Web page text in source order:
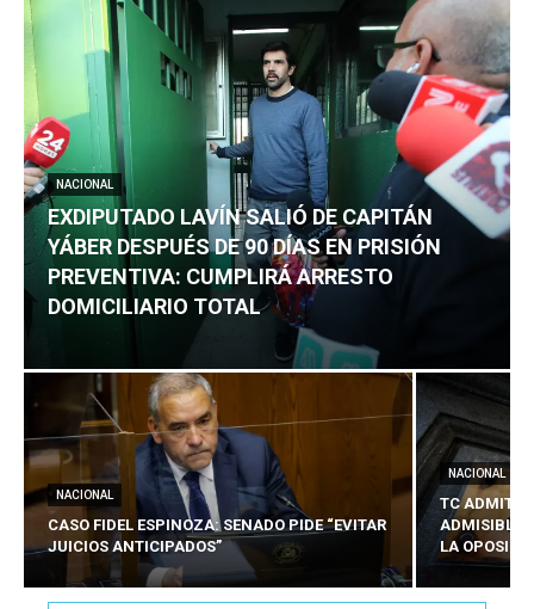
NACIONAL
EXDIPUTADO LAVÍN SALIÓ DE CAPITÁN
YÁBER DESPUÉS DE 90 DÍAS EN PRISIÓN
PREVENTIVA: CUMPLIRÁ ARRESTO
DOMICILIARIO TOTAL
NACIONAL
CASO FIDEL ESPINOZA: SENADO PIDE “EVITAR
JUICIOS ANTICIPADOS”
NACIONAL
TC ADMITE
ADMISIBLES
LA